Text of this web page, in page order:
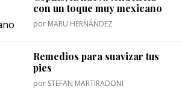
con un toque muy mexicano
por MARU HERNÁNDEZ
Remedios para suavizar tus
pies
por STEFAN MARTIRADONI